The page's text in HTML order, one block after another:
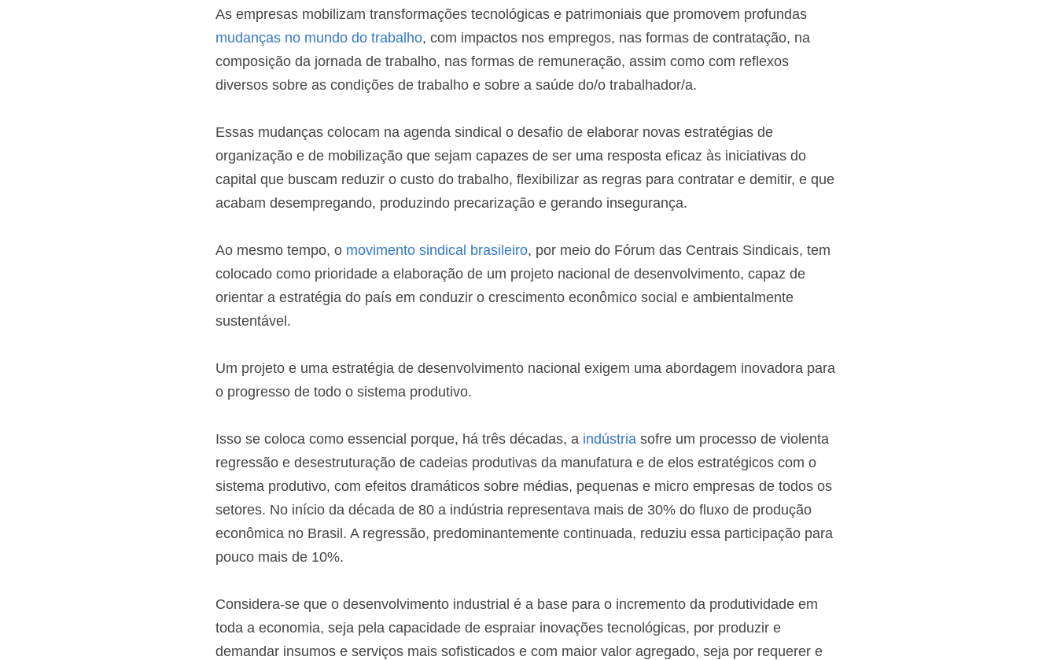
mudanças no mundo do trabalho, com impactos nos empregos, nas formas de contratação, na
composição da jornada de trabalho, nas formas de remuneração, assim como com reflexos
diversos sobre as condições de trabalho e sobre a saúde do/o trabalhador/a.
Essas mudanças colocam na agenda sindical o desafio de elaborar novas estratégias de
organização e de mobilização que sejam capazes de ser uma resposta eficaz às iniciativas do
capital que buscam reduzir o custo do trabalho, flexibilizar as regras para contratar e demitir, e que
acabam desempregando, produzindo precarização e gerando insegurança.
Ao mesmo tempo, o movimento sindical brasileiro, por meio do Fórum das Centrais Sindicais, tem
colocado como prioridade a elaboração de um projeto nacional de desenvolvimento, capaz de
orientar a estratégia do país em conduzir o crescimento econômico social e ambientalmente
sustentável.
Um projeto e uma estratégia de desenvolvimento nacional exigem uma abordagem inovadora para
o progresso de todo o sistema produtivo.
Isso se coloca como essencial porque, há três décadas, a indústria sofre um processo de violenta
regressão e desestruturação de cadeias produtivas da manufatura e de elos estratégicos com o
sistema produtivo, com efeitos dramáticos sobre médias, pequenas e micro empresas de todos os
setores. No início da década de 80 a indústria representava mais de 30% do fluxo de produção
econômica no Brasil. A regressão, predominantemente continuada, reduziu essa participação para
pouco mais de 10%.
Considera-se que o desenvolvimento industrial é a base para o incremento da produtividade em
toda a economia, seja pela capacidade de espraiar inovações tecnológicas, por produzir e
demandar insumos e serviços mais sofisticados e com maior valor agregado, seja por requerer e